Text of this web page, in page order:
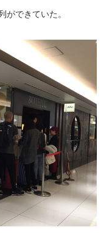
ができていた。